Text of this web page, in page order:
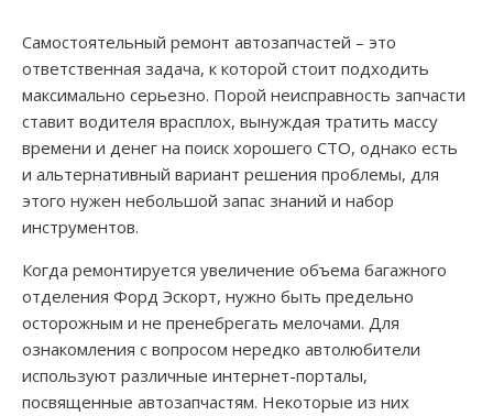
Самостоятельный ремонт автозапчастей – это
ответственная задача, к которой стоит подходить
максимально серьезно. Порой неисправность запчасти
ставит водителя врасплох, вынуждая тратить массу
времени и денег на поиск хорошего СТО, однако есть
и альтернативный вариант решения проблемы, для
этого нужен небольшой запас знаний и набор
инструментов.
Когда ремонтируется увеличение объема багажного
отделения Форд Эскорт, нужно быть предельно
осторожным и не пренебрегать мелочами. Для
ознакомления с вопросом нередко автолюбители
используют различные интернет-порталы,
посвященные автозапчастям. Некоторые из них